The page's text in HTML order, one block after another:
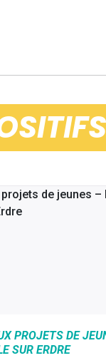
PROJETS DE
SUR ERDRE